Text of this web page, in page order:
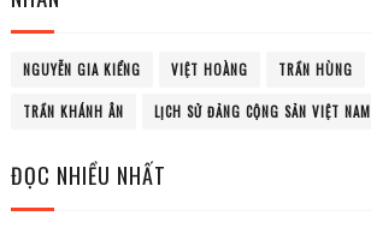
NGUYỄN GIA KIỂNG VIỆT HOÀNG TRẦN HÙNG
TRẦN KHÁNH ÂN LỊCH SỬ ĐẢNG CỘNG SẢN VIỆT NAM
ĐỌC NHIỀU NHẤT